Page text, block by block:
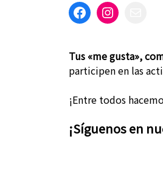
FacebookInstagram
Tus «me gusta»,
participen en las
¡Entre todos
¡Síguenos en